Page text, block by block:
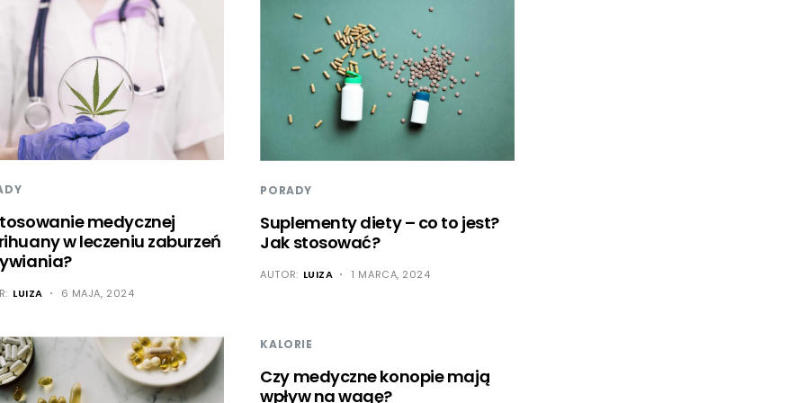
medycznej
w leczeniu zaburzeń
LUIZA 6 MAJA, 2024
PORADY
Suplementy diety – co to jest?
Jak stosować?
AUTOR: LUIZA 1 MARCA, 2024
KALORIE
Czy medyczne konopie mają
wpływ na wagę?